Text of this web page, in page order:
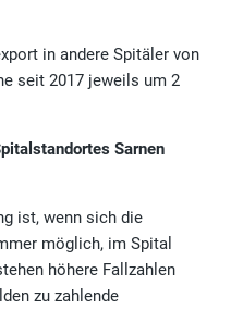
in andere Spitäler von
seit 2017 jeweils um 2
Sarnen
ist, wenn sich die
möglich, im Spital
höhere Fallzahlen
zu zahlende